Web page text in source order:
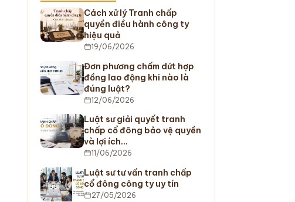
Cách xử lý Tranh chấp
quyền điều hành công ty
hiệu quả
19/06/2026
Đơn phương chấm dứt hợp
đồng lao động khi nào là
đúng luật?
12/06/2026
Luật sư giải quyết tranh
chấp cổ đông bảo vệ quyền
và lợi ích…
11/06/2026
Luật sư tư vấn tranh chấp
cổ đông công ty uy tín
27/05/2026